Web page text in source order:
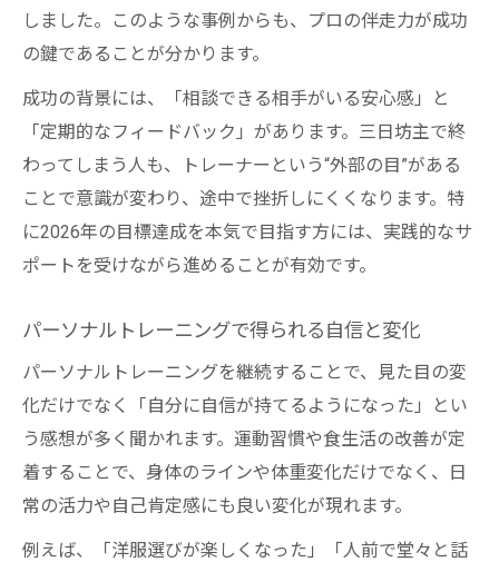
しました。このような事例からも、プロの伴走力が成功
の鍵であることが分かります。
成功の背景には、「相談できる相手がいる安心感」と
「定期的なフィードバック」があります。三日坊主で終
わってしまう人も、トレーナーという“外部の目”がある
ことで意識が変わり、途中で挫折しにくくなります。特
に2026年の目標達成を本気で目指す方には、実践的なサ
ポートを受けながら進めることが有効です。
パーソナルトレーニングで得られる自信と変化
パーソナルトレーニングを継続することで、見た目の変
化だけでなく「自分に自信が持てるようになった」とい
う感想が多く聞かれます。運動習慣や食生活の改善が定
着することで、身体のラインや体重変化だけでなく、日
常の活力や自己肯定感にも良い変化が現れます。
例えば、「洋服選びが楽しくなった」「人前で堂々と話